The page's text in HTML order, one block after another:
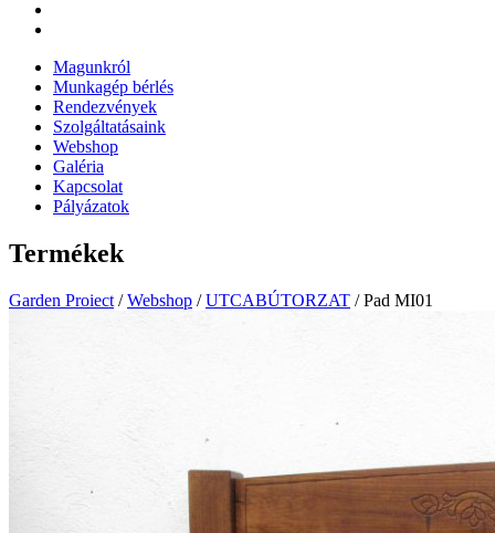
Magunkról
Munkagép bérlés
Rendezvények
Szolgáltatásaink
Webshop
Galéria
Kapcsolat
Pályázatok
Termékek
Garden Proiect /Webshop /UTCABÚTORZAT / Pad MI01